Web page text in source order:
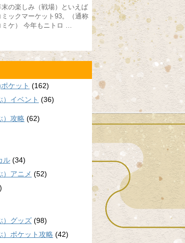
末の楽しみ（戦場）といえば
ミックマーケット93。（通称
ミケ） 今年もニトロ …
ケット (162)
）イベント (36)
）攻略 (62)
ル (34)
）アニメ (52)
）グッズ (98)
）ポケット攻略 (42)